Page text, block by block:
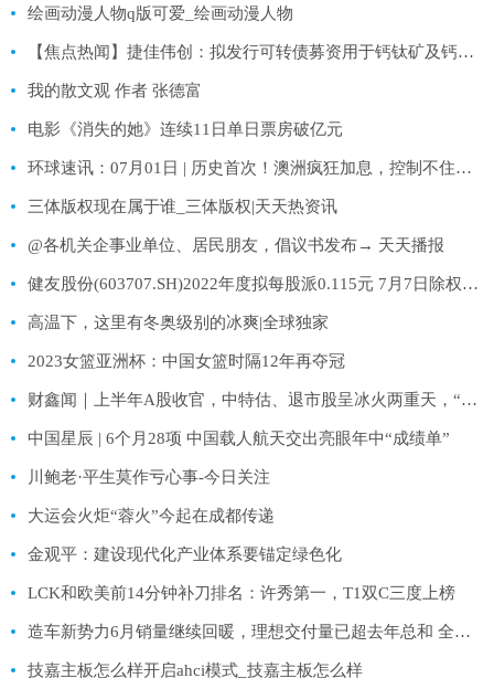
绘画动漫人物q版可爱_绘画动漫人物
【焦点热闻】捷佳伟创：拟发行可转债募资用于钙钛矿及钙钛矿叠层设备产业化等项目
我的散文观 作者 张德富
电影《消失的她》连续11日单日票房破亿元
环球速讯：07月01日 | 历史首次！澳洲疯狂加息，控制不住房价连涨17周！
三体版权现在属于谁_三体版权|天天热资讯
@各机关企事业单位、居民朋友，倡议书发布→ 天天播报
健友股份(603707.SH)2022年度拟每股派0.115元 7月7日除权除息
高温下，这里有冬奥级别的冰爽|全球独家
2023女篮亚洲杯：中国女篮时隔12年再夺冠
财鑫闻｜上半年A股收官，中特估、退市股呈冰火两重天，“七翻身”能否如期到来？_热闻
中国星辰 | 6个月28项 中国载人航天交出亮眼年中“成绩单”
川鲍老·平生莫作亏心事-今日关注
大运会火炬“蓉火”今起在成都传递
金观平：建设现代化产业体系要锚定绿色化
LCK和欧美前14分钟补刀排名：许秀第一，T1双C三度上榜
造车新势力6月销量继续回暖，理想交付量已超去年总和 全球播报
技嘉主板怎么样开启ahci模式_技嘉主板怎么样